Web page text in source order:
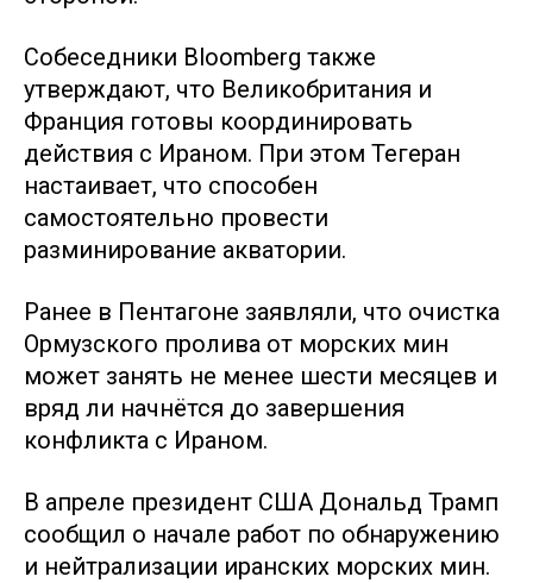
Собеседники Bloomberg также
утверждают, что Великобритания и
Франция готовы координировать
действия с Ираном. При этом Тегеран
настаивает, что способен
самостоятельно провести
разминирование акватории.
Ранее в Пентагоне заявляли, что очистка
Ормузского пролива от морских мин
может занять не менее шести месяцев и
вряд ли начнётся до завершения
конфликта с Ираном.
В апреле президент США Дональд Трамп
сообщил о начале работ по обнаружению
и нейтрализации иранских морских мин.